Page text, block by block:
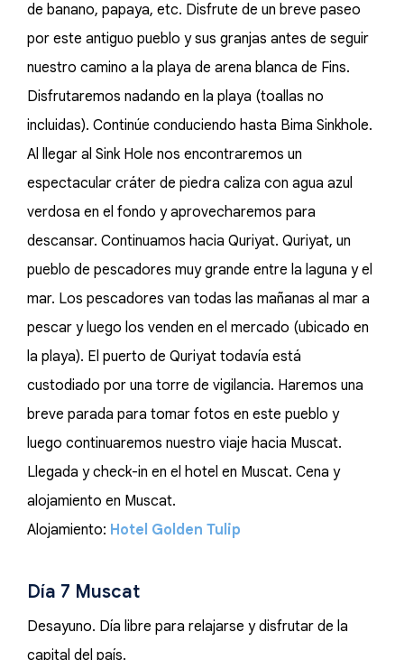
de banano, papaya, etc. Disfrute de un breve paseo
por este antiguo pueblo y sus granjas antes de seguir
nuestro camino a la playa de arena blanca de Fins.
Disfrutaremos nadando en la playa (toallas no
incluidas). Continúe conduciendo hasta Bima Sinkhole.
Al llegar al Sink Hole nos encontraremos un
espectacular cráter de piedra caliza con agua azul
verdosa en el fondo y aprovecharemos para
descansar. Continuamos hacia Quriyat. Quriyat, un
pueblo de pescadores muy grande entre la laguna y el
mar. Los pescadores van todas las mañanas al mar a
pescar y luego los venden en el mercado (ubicado en
la playa). El puerto de Quriyat todavía está
custodiado por una torre de vigilancia. Haremos una
breve parada para tomar fotos en este pueblo y
luego continuaremos nuestro viaje hacia Muscat.
Llegada y check-in en el hotel en Muscat. Cena y
alojamiento en Muscat.
Alojamiento: Hotel Golden Tulip
Día 7 Muscat
Desayuno. Día libre para relajarse y disfrutar de la
capital del país.